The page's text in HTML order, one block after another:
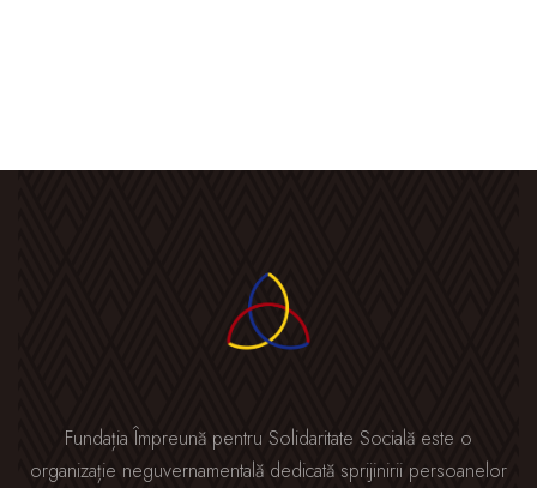
Fundația Împreună pentru Solidaritate Socială este o
organizație neguvernamentală dedicată sprijinirii persoanelor